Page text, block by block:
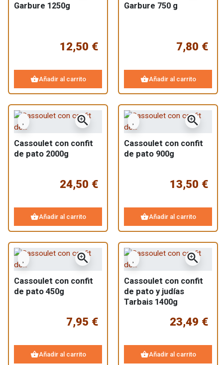
Garbure 1250g
12,50 €
shopping_basketAñadir al carrito
Garbure 750 g
7,80 €
shopping_basketAñadir al carrito
zoom_in
Cassoulet con confit
de pato 2000g
24,50 €
shopping_basketAñadir al carrito
zoom_in
Cassoulet con confit
de pato 900g
13,50 €
shopping_basketAñadir al carrito
zoom_in
Cassoulet con confit
de pato 450g
7,95 €
shopping_basketAñadir al carrito
zoom_in
Cassoulet con confit
de pato y judías
Tarbais 1400g
23,49 €
shopping_basketAñadir al carrito